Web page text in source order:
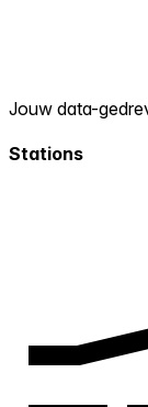
Jouw data-
Stations